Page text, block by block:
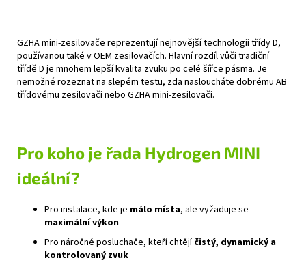
GZHA mini-zesilovače reprezentují nejnovější technologii třídy D,
používanou také v OEM zesilovačích. Hlavní rozdíl vůči tradiční
třídě D je mnohem lepší kvalita zvuku po celé šířce pásma. Je
nemožné rozeznat na slepém testu, zda nasloucháte dobrému AB
třídovému zesilovači nebo GZHA mini-zesilovači.
Pro koho je řada Hydrogen MINI
ideální?
Pro instalace, kde je málo místa, ale vyžaduje se
maximální výkon
Pro náročné posluchače, kteří chtějíčistý, dynamický a
kontrolovaný zvuk